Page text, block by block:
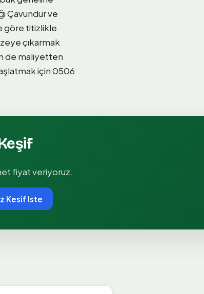
Çavundur ve
göre titizlikle
çıkarmak
de maliyetten
için 0506
fiyat veriyoruz.
Kesif Iste